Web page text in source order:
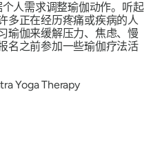
人需求调整瑜伽动作。听起
多正在经历疼痛或疾病的人
瑜伽来缓解压力、焦虑、慢
名之前参加一些瑜伽疗法活
Yoga Therapy